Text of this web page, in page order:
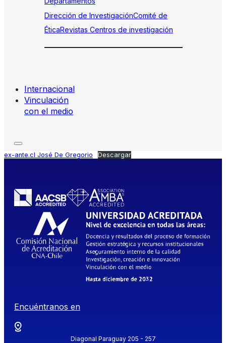
Dirección de InvestigaciónComité de
ÉticaRevistas Centros de investigación
Internacional
Vinculación
con el medio
ex-ante.cl José De Gregorio Descargar
Encuéntranos en
Diagonal Paraguay 205 - 257